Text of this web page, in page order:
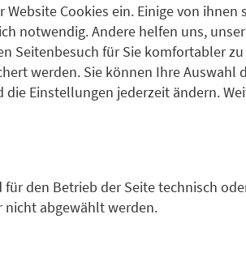
Website Cookies ein. Einige von
notwendig. Andere helfen uns,
Seitenbesuch für Sie komfortabler
werden. Sie können Ihre Auswahl
Einstellungen jederzeit ändern.
für den Betrieb der Seite technisch
nicht abgewählt werden.
zurück
Chefvolkswirt
Edgar Walk